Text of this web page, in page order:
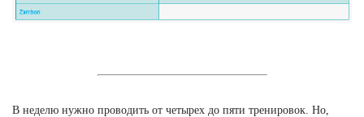
В неделю нужно проводить от четырех до пяти тренировок. Но,